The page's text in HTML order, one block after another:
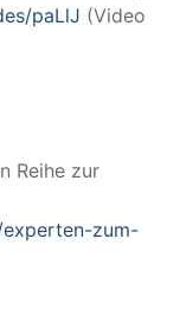
paLlJ (Video
Reihe zur
zum-